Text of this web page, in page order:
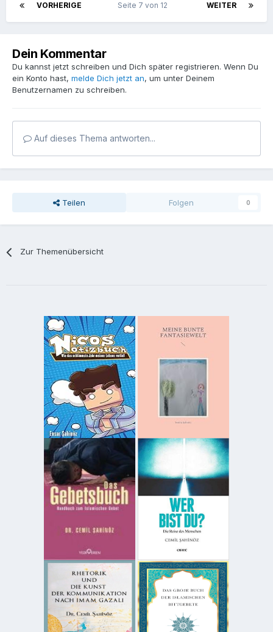
VORHERIGE WEITER
Seite 7 von 12
Dein Kommentar
Du kannst jetzt schreiben und Dich später registrieren. Wenn Du
ein Konto hast, melde Dich jetzt an, um unter Deinem
Benutzernamen zu schreiben.
Auf dieses Thema antworten...
Teilen Folgen 0
Zur Themenübersicht